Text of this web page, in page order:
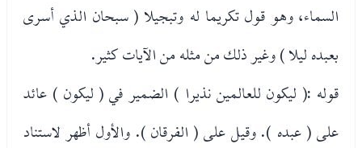
السماء، وهو قول تكريما له وتبجيلا ( سبحان الذي أسرى
بعبده ليلا ) وغير ذلك من مثله من الآيات كثير.
قوله :( ليكون للعالمين نذيرا ) الضمير في ( ليكون ) عائد
على ( عبده ). وقيل على ( الفرقان ). والأول أظهر لاستناد